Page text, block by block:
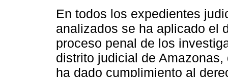
En todos los expedientes
analizados se ha aplicado el
proceso penal de los
distrito judicial de
ha dado cumplimiento al